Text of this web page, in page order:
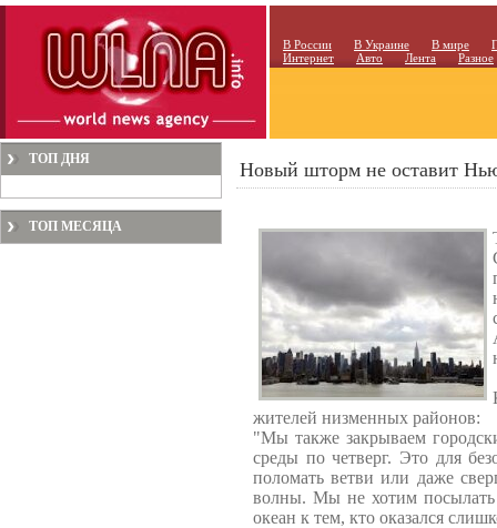
В России В Украине В мире
Интернет
Авто Лента Разное
ТОП ДНЯ
ТОП МЕСЯЦА
Новый шторм не оставит
жителей низменных районов:
"Мы также закрываем
среды по четверг. Это для
поломать ветви или даже
волны. Мы не хотим
океан к тем, кто оказался